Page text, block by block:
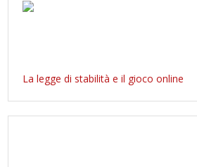
La legge di stabilità e il gioco online